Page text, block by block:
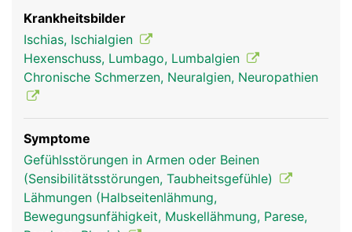
Ischiasnerv leitet einerseits Schmerz- und
Gefühlswahrnehmungen von den Beinen und
Füssen zum Gehirn und andererseits
Bewegungssignale vom Gehirn zu den jeweiligen
Muskeln der Beine und Füsse. Schäden des
Taubheitsgefühle oder Muskelschwächen bzw.
Lähmungen an den Beinen auslösen.
Krankheitsbilder
Ischias, Ischialgien
Hexenschuss, Lumbago, Lumbalgien
Chronische Schmerzen, Neuralgien, Neuropathien
Symptome
Gefühlsstörungen in Armen oder Beinen
(Sensibilitätsstörungen, Taubheitsgefühle)
Lähmungen (Halbseitenlähmung,
Bewegungsunfähigkeit, Muskellähmung, Parese,